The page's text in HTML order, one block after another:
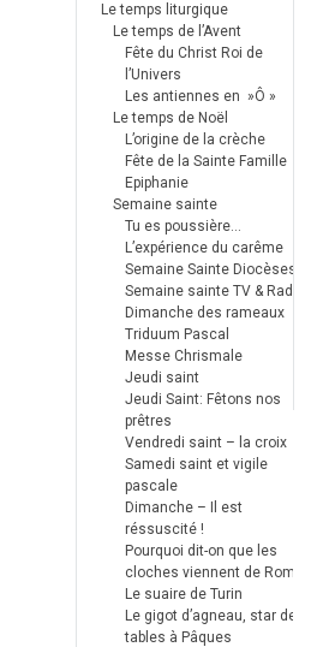
Le temps liturgique
Le temps de l’Avent
Fête du Christ Roi de
l’Univers
Les antiennes en »Ô »
Le temps de Noël
L’origine de la crèche
Fête de la Sainte Famille
Epiphanie
Semaine sainte
Tu es poussière…
L’expérience du carême
Semaine Sainte Diocèses
Semaine sainte TV & Radio
Dimanche des rameaux
Triduum Pascal
Messe Chrismale
Jeudi saint
Jeudi Saint: Fêtons nos
prêtres
Vendredi saint – la croix
Samedi saint et vigile
pascale
Dimanche – Il est
réssuscité !
Pourquoi dit-on que les
cloches viennent de Rome ?
Le suaire de Turin
Le gigot d’agneau, star des
tables à Pâques